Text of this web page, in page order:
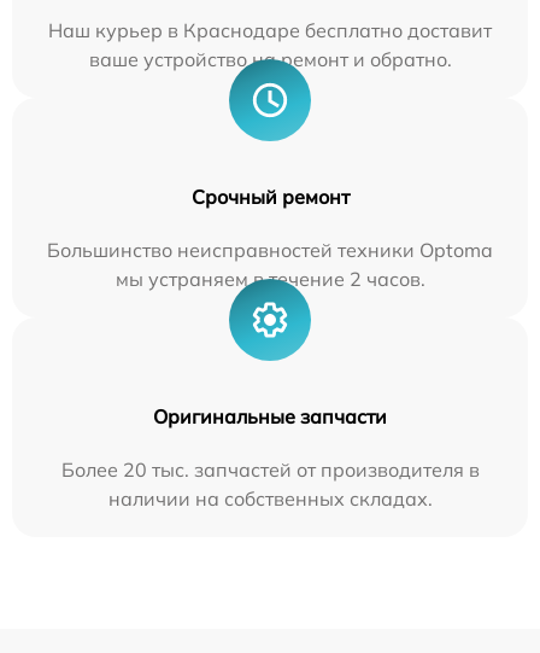
Наш курьер в Краснодаре бесплатно доставит
ваше устройство на ремонт и обратно.
Срочный ремонт
Большинство неисправностей техники Optoma
мы устраняем в течение 2 часов.
Оригинальные запчасти
Более 20 тыс. запчастей от производителя в
наличии на собственных складах.